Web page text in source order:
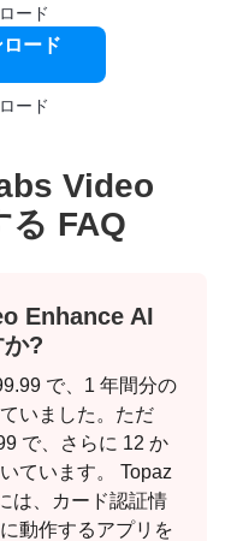
ード
ード
ード
Video
る FAQ
Enhance AI
?
で、1 年間分の
いました。ただ
で、さらに 12 か
ています。 Topaz
は、カード認証情
動作するアプリを